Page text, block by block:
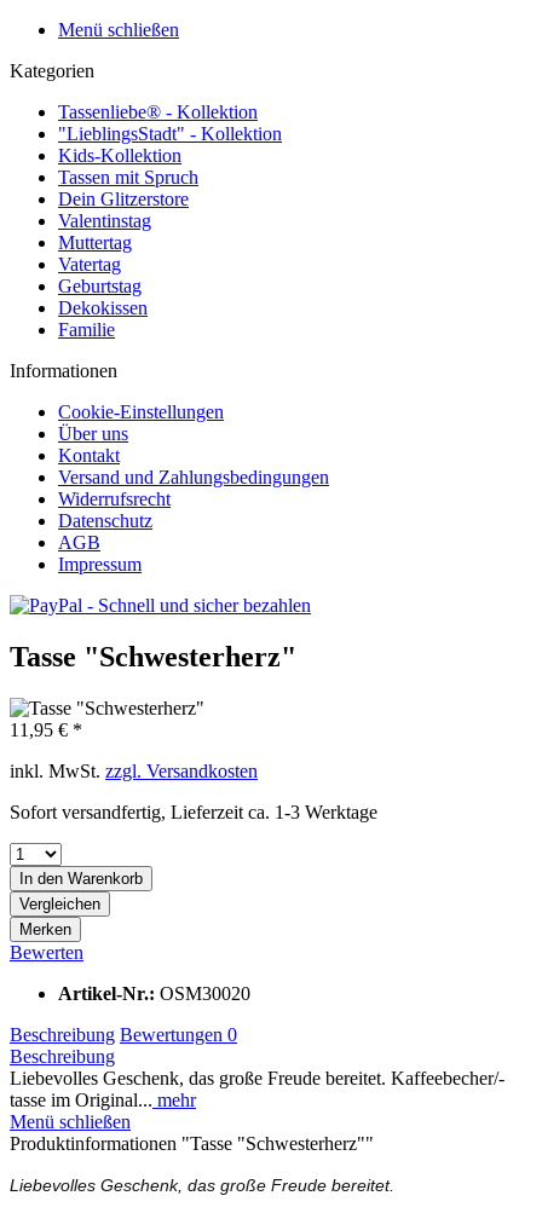
Menü schließen
Kategorien
Tassenliebe® - Kollektion
"LieblingsStadt" - Kollektion
Kids-Kollektion
Tassen mit Spruch
Dein Glitzerstore
Valentinstag
Muttertag
Vatertag
Geburtstag
Dekokissen
Familie
Informationen
Cookie-Einstellungen
Über uns
Kontakt
Versand und Zahlungsbedingungen
Widerrufsrecht
Datenschutz
AGB
Impressum
Tasse "Schwesterherz"
11,95 € *
inkl. MwSt. zzgl. Versandkosten
Sofort versandfertig, Lieferzeit ca. 1-3 Werktage
In den Warenkorb
Vergleichen
Merken
Bewerten
Artikel-Nr.: OSM30020
Beschreibung Bewertungen 0
Beschreibung
Liebevolles Geschenk, das große Freude bereitet. Kaffeebecher/-
tasse im Original... mehr
Menü schließen
Produktinformationen "Tasse "Schwesterherz""
Liebevolles Geschenk, das große Freude bereitet.